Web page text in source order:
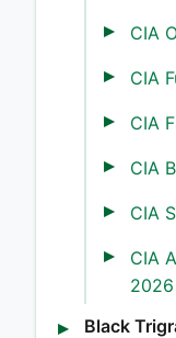
CIA
CIA
CIA
CIA
CIA
CIA
2026
Black